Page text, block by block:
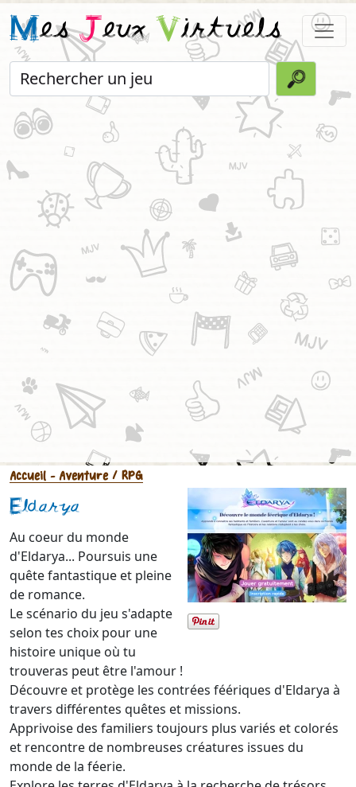
MesJeuxVirtuels
Accueil - Aventure / RPG
Eldarya
Au coeur du monde
d'Eldarya... Poursuis une
quête fantastique et pleine
de romance.
Le scénario du jeu s'adapte
selon tes choix pour une
histoire unique où tu
trouveras peut être l'amour !
Découvre et protège les contrées féériques d'Eldarya à
travers différentes quêtes et missions.
Apprivoise des familiers toujours plus variés et colorés
et rencontre de nombreuses créatures issues du
monde de la féerie.